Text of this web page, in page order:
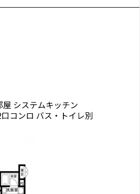
屋 システムキッチン
コンロ バス・トイレ別